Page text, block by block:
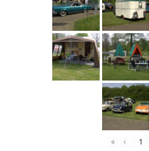
« ‹